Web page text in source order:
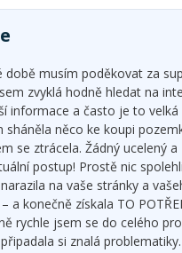
době musím poděkovat za
zvyklá hodně hledat na
informace a často je to velká
sháněla něco ke koupi
se ztrácela. Žádný ucelený a
postup! Prostě nic
na vaše stránky a
a konečně získala TO
rychle jsem se do celého
si znalá